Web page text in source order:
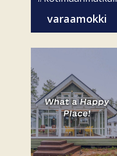
varaamokki